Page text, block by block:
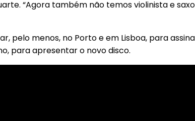
“Agora também não temos violinista e
menos, no Porto e em Lisboa, para
para apresentar o novo disco.